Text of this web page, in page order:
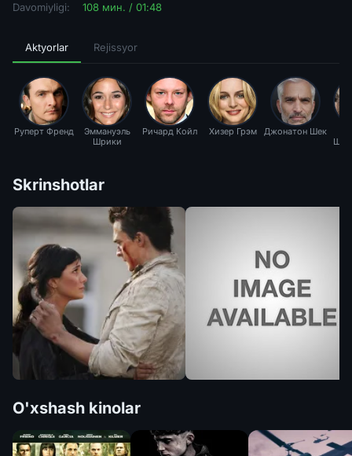
Davomiyligi:
108 мин. / 01:48
Aktyorlar Rejissyor
Руперт Френд
Эммануэль
Шрики
Ричард Койл Хизер Грэм Джонатон Шек
Skrinshotlar
O'xshash kinolar